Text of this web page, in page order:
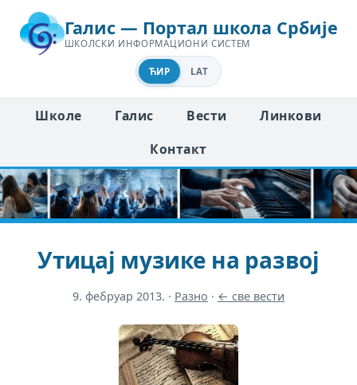
Галис — Портал школа Србије
ШКОЛСКИ ИНФОРМАЦИОНИ СИСТЕМ
ЋИР LAT
Школе Галис Вести
Линкови
Контакт
Утицај музике на развој
9. фебруар 2013. · Разно · ← све вести